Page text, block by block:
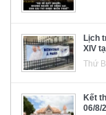
Lịch
XIV
Thứ
Kết
06/8/